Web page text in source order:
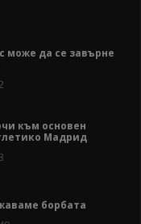
може да се завърне
към основен
Мадрид
борбата